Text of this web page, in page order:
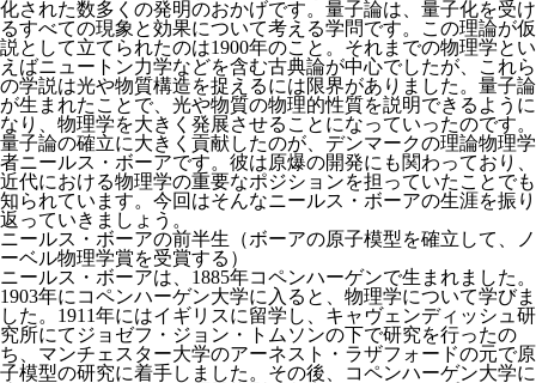
化された数多くの発明のおかげです。量子論は、量子化を受け
るすべての現象と効果について考える学問です。この理論が仮
説として立てられたのは1900年のこと。それまでの物理学とい
えばニュートン力学などを含む古典論が中心でしたが、これら
の学説は光や物質構造を捉えるには限界がありました。量子論
が生まれたことで、光や物質の物理的性質を説明できるように
なり、物理学を大きく発展させることになっていったのです。
量子論の確立に大きく貢献したのが、デンマークの理論物理学
者ニールス・ボーアです。彼は原爆の開発にも関わっており、
近代における物理学の重要なポジションを担っていたことでも
知られています。今回はそんなニールス・ボーアの生涯を振り
返っていきましょう。
ニールス・ボーアの前半生（ボーアの原子模型を確立して、ノ
ーベル物理学賞を受賞する）
ニールス・ボーアは、1885年コペンハーゲンで生まれました。
1903年にコペンハーゲン大学に入ると、物理学について学びま
した。1911年にはイギリスに留学し、キャヴェンディッシュ研
究所にてジョゼフ・ジョン・トムソンの下で研究を行ったの
ち、マンチェスター大学のアーネスト・ラザフォードの元で原
子模型の研究に着手しました。その後、コペンハーゲン大学に